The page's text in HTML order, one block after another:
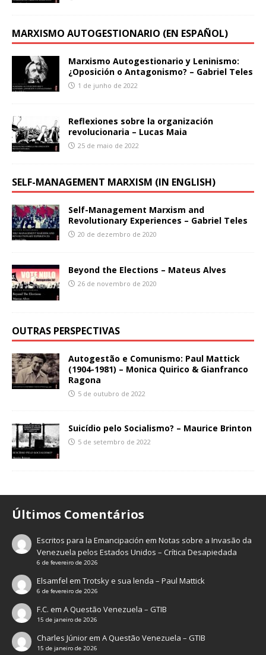
MARXISMO AUTOGESTIONARIO (EN ESPAÑOL)
Marxismo Autogestionario y Leninismo:
¿Oposición o Antagonismo? – Gabriel Teles
1 de junho de 2022
Reflexiones sobre la organización
revolucionaria – Lucas Maia
25 de maio de 2022
SELF-MANAGEMENT MARXISM (IN ENGLISH)
Self-Management Marxism and
Revolutionary Experiences – Gabriel Teles
20 de dezembro de 2020
Beyond the Elections – Mateus Alves
26 de novembro de 2020
OUTRAS PERSPECTIVAS
Autogestão e Comunismo: Paul Mattick
(1904-1981) – Monica Quirico & Gianfranco
Ragona
5 de outubro de 2022
Suicídio pelo Socialismo? – Maurice Brinton
5 de setembro de 2022
Últimos Comentários
Escritos para la Emancipación emNotas sobre a Invasão da
Venezuela pelos Estados Unidos – Crítica Desapiedada
6 de fevereiro de 2026
Elsamfel emTrotsky e sua lenda – Paul Mattick
6 de fevereiro de 2026
F.C. emA Questão Venezuela – GTIB
15 de janeiro de 2026
Charles JúnioremA Questão Venezuela – GTIB
15 de janeiro de 2026